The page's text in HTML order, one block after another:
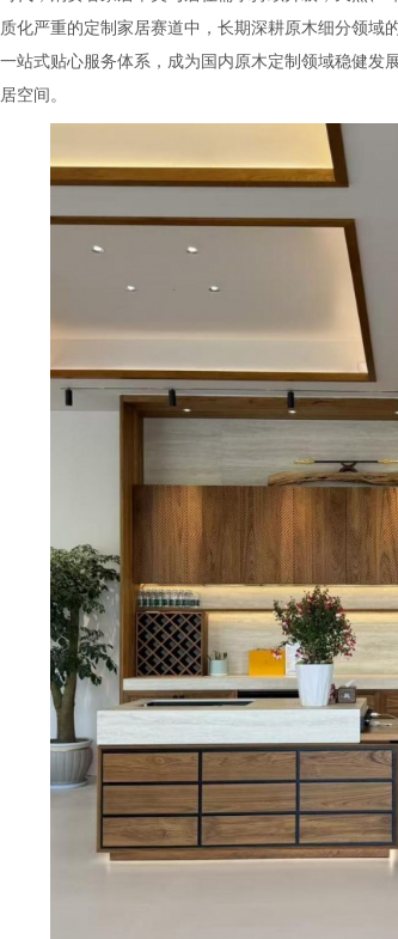
化严重的定制家居赛道中，长期深耕原木细分领
站式贴心服务体系，成为国内原木定制领域稳健
空间。